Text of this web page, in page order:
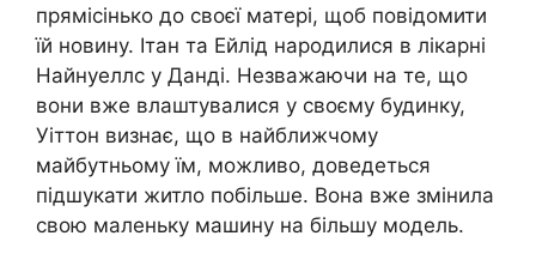
прямісінько до своєї матері, щоб повідомити
їй новину. Ітан та Ейлід народилися в лікарні
Найнуеллс у Данді. Незважаючи на те, що
вони вже влаштувалися у своєму будинку,
Уіттон визнає, що в найближчому
майбутньому їм, можливо, доведеться
підшукати житло побільше. Вона вже змінила
свою маленьку машину на більшу модель.